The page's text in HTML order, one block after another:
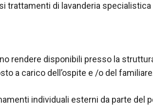
trattamenti di lavanderia
rendere disponibili presso la
a carico dell’ospite e /o del
individuali esterni da parte del